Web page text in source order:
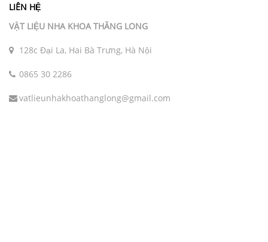
LIÊN HỆ
VẬT LIỆU NHA KHOA THĂNG LONG
128c Đại La, Hai Bà Trưng, Hà Nội
0865 30 2286
vatlieunhakhoathanglong@gmail.com